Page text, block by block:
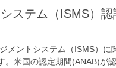
ステム（ISMS）
メントシステム（ISMS）に
米国の認定期間(ANAB)が